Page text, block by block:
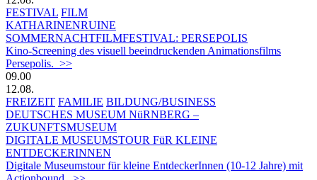
FESTIVAL FILM
KATHARINENRUINE
SOMMERNACHTFILMFESTIVAL: PERSEPOLIS
Kino-Screening des visuell beeindruckenden Animationsfilms
Persepolis. >>
09.00
12.08.
FREIZEIT FAMILIE BILDUNG/BUSINESS
DEUTSCHES MUSEUM NüRNBERG –
ZUKUNFTSMUSEUM
DIGITALE MUSEUMSTOUR FüR KLEINE
ENTDECKERINNEN
Digitale Museumstour für kleine EntdeckerInnen (10-12 Jahre) mit